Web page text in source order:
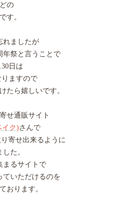
の
す。
れましたが
年祭と言うことで
日は
ますので
たら嬉しいです。
せ通販サイト
イク)さんで
寄せ出来るように
た。
まるサイトで
ていただけるのを
おります。